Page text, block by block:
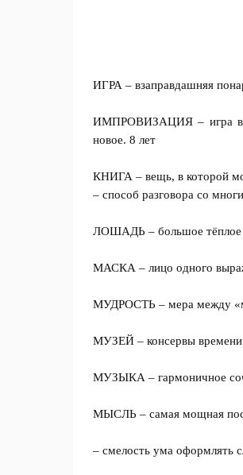
ИГРА – взаправдашняя
ИМПРОВИЗАЦИЯ – игра
новое. 8 лет
КНИГА – вещь, в которой
– способ разговора со
ЛОШАДЬ – большое тёплое
МАСКА – лицо одного
МУДРОСТЬ – мера между
МУЗЕЙ – консервы
МУЗЫКА – гармоничное
МЫСЛЬ – самая мощная
– смелость ума оформлять